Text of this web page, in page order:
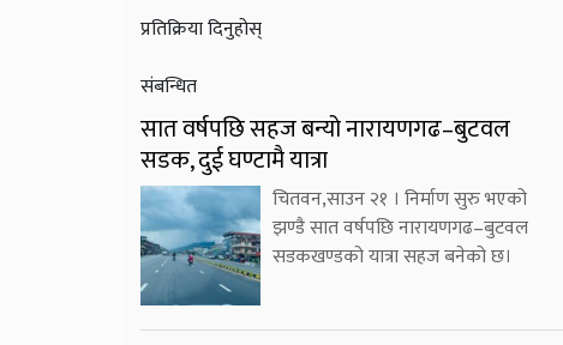
प्रतिक्रिया दिनुहोस्
संबन्धित
सात वर्षपछि सहज बन्यो नारायणगढ–बुटवल
सडक, दुई घण्टामै यात्रा
चितवन,साउन २१ । निर्माण सुरु भएको
झण्डै सात वर्षपछि नारायणगढ–बुटवल
सडकखण्डको यात्रा सहज बनेको छ।